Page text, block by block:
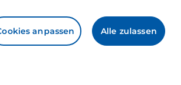
anpassen Alle zulassen